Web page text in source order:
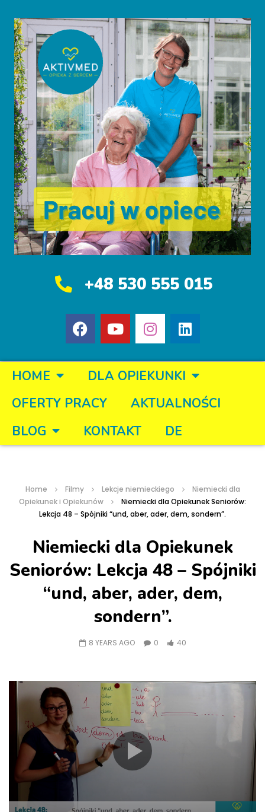
+48 530 555 015
HOME
DLA OPIEKUNKI
OFERTY PRACY
AKTUALNOŚCI
BLOG
KONTAKT DE
Home Filmy Lekcje niemieckiego
Niemiecki dla
Opiekunek i Opiekunów
Niemiecki dla Opiekunek Seniorów:
Lekcja 48 – Spójniki “und, aber, ader, dem, sondern”.
Niemiecki dla Opiekunek
Seniorów: Lekcja 48 – Spójniki
“und, aber, ader, dem,
sondern”.
8 YEARS AGO 0 40